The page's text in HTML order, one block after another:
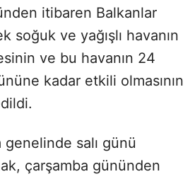
itibaren Balkanlar
soğuk ve yağışlı havanın
ve bu havanın 24
kadar etkili olmasının
genelinde salı günü
çarşamba gününden